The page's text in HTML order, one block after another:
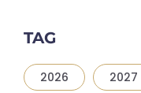
TAG
2026 2027